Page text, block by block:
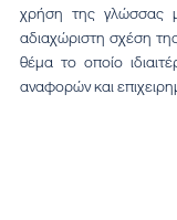
χρήση της γλώσσας
αδιαχώριστη σχέση
θέμα το οποίο
αναφορών και